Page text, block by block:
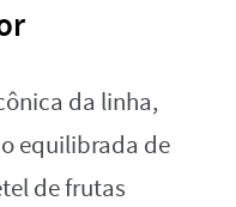
da linha,
equilibrada de
de frutas